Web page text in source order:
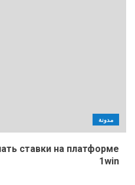
مدونة
ставки на платформе
1win